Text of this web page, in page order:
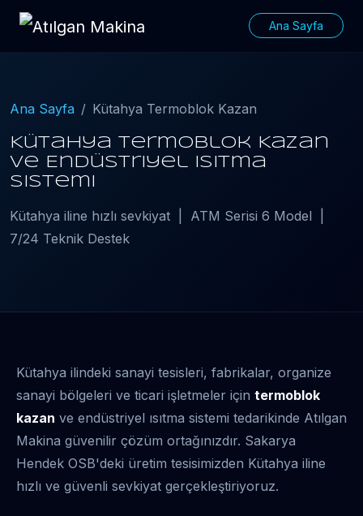
Ana Sayfa
Ana Sayfa Kütahya Termoblok Kazan
Kütahya Termoblok Kazan
ve Endüstriyel Isıtma
Sistemi
Kütahya iline hızlı sevkiyat | ATM Serisi 6 Model |
7/24 Teknik Destek
Kütahya ilindeki sanayi tesisleri, fabrikalar, organize
sanayi bölgeleri ve ticari işletmeler için termoblok
kazan ve endüstriyel ısıtma sistemi tedarikinde Atılgan
Makina güvenilir çözüm ortağınızdır. Sakarya
Hendek OSB'deki üretim tesisimizden Kütahya iline
hızlı ve güvenli sevkiyat gerçekleştiriyoruz.